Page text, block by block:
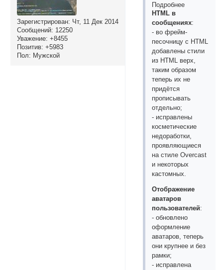
Зарегистрирован: Чт, 11 Дек 2014
Сообщений: 12250
Уважение: +8455
Позитив: +5983
Пол: Мужской
Подробнее
HTML в
сообщениях:
- во фрейм-
песочницу с HTML
добавлены стили
из HTML верх,
таким образом
теперь их не
придётся
прописывать
отдельно;
- исправлены
косметические
недоработки,
проявляющиеся
на стиле Overcast
и некоторых
кастомных.
Отображение
аватаров
пользователей:
- обновлено
оформление
аватаров, теперь
они крупнее и без
рамки;
- исправлена